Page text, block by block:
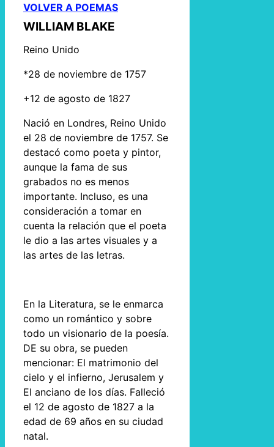
VOLVER A POEMAS
WILLIAM BLAKE
Reino Unido
*28 de noviembre de 1757
+12 de agosto de 1827
Nació en Londres, Reino Unido
el 28 de noviembre de 1757. Se
destacó como poeta y pintor,
aunque la fama de sus
grabados no es menos
importante. Incluso, es una
consideración a tomar en
cuenta la relación que el poeta
le dio a las artes visuales y a
las artes de las letras.
En la Literatura, se le enmarca
como un romántico y sobre
todo un visionario de la poesía.
DE su obra, se pueden
mencionar: El matrimonio del
cielo y el infierno, Jerusalem y
El anciano de los días. Falleció
el 12 de agosto de 1827 a la
edad de 69 años en su ciudad
natal.